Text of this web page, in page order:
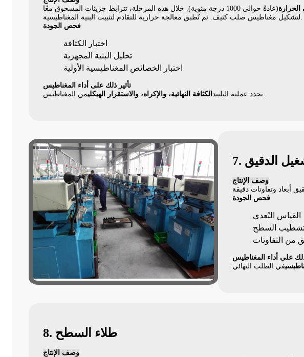
(عادةً حوالي 1000 درجة مئوية). خلال هذه المرحلة، تترابط جزيئات المسحوق معًا
فحص الجودة
اختبار الكثافة
تحليل البنية المجهرية
اختبار الخصائص المغناطيسية الأولية
تأثير ذلك على أداء المغناطيس
تحدد عملية التلبيد الكثافة النهائية، والإكراه، والاستقرار الهيكلي
الدقيق
وصف الإنتاج
فحص الجودة
القياس البُعدي
السطح
من التفاوتات
ذلك على أداء المغناطيس
8. طلاء السطح
وصف الإنتاج